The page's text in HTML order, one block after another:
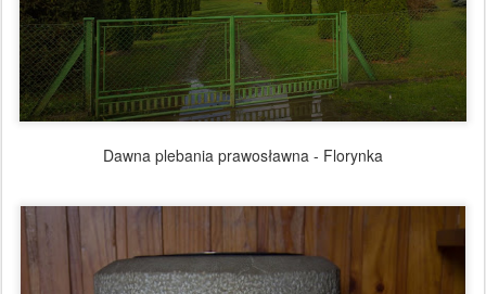
Dawna plebania prawosławna - Florynka